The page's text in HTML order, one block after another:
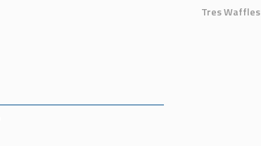
Tres Waffles